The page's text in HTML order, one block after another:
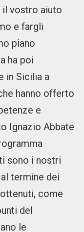
vostro aiuto
e fargli
piano
ha poi
in Sicilia a
hanno offerto
e
Ignazio Abbate
sono i nostri
termine dei
come
del
le